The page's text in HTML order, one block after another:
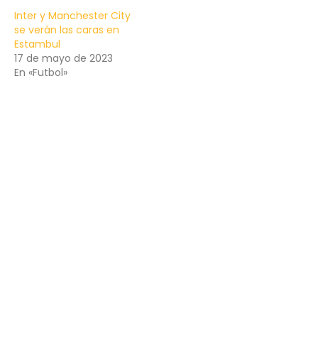
Inter y Manchester City
se verán las caras en
Estambul
17 de mayo de 2023
En «Futbol»